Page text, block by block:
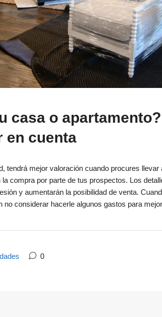
casa o
en cuenta
tendrá mejor valoración cuando procures
compra por parte de tus prospectos. Los
y aumentarán la posibilidad de venta.
no considerar hacerle algunos gastos para
0